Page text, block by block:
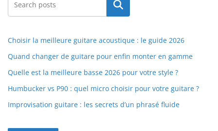
Rechercher
Choisir la meilleure guitare acoustique : le guide 2026
Quand changer de guitare pour enfin monter en gamme
Quelle est la meilleure basse 2026 pour votre style ?
Humbucker vs P90 : quel micro choisir pour votre guitare ?
Improvisation guitare : les secrets d’un phrasé fluide